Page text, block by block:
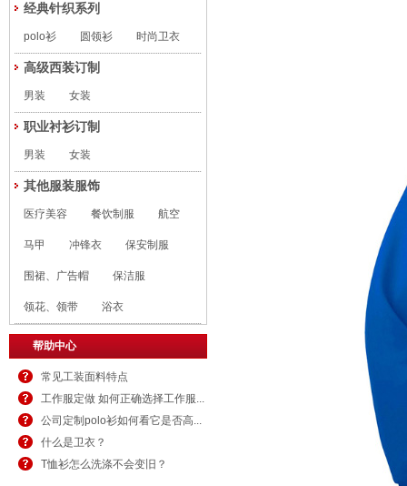
经典针织系列
polo衫 圆领衫 时尚卫衣
高级西装订制
男装 女装
职业衬衫订制
男装 女装
其他服装服饰
医疗美容 餐饮制服 航空
马甲 冲锋衣 保安制服
围裙、广告帽 保洁服
领花、领带 浴衣
帮助中心
常见工装面料特点
工作服定做 如何正确选择工作服...
公司定制polo衫如何看它是否高...
什么是卫衣？
T恤衫怎么洗涤不会变旧？